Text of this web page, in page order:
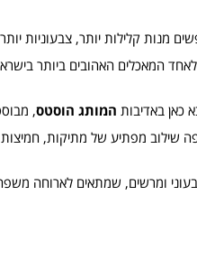
מנות קלילות יותר, צבעוניות
המאכלים האהובים ביותר
כאן באדיבות המותג הוסטס,
שילוב מפתיע של מתיקות, חמיצות
ומרשים, שמתאים לארוחה